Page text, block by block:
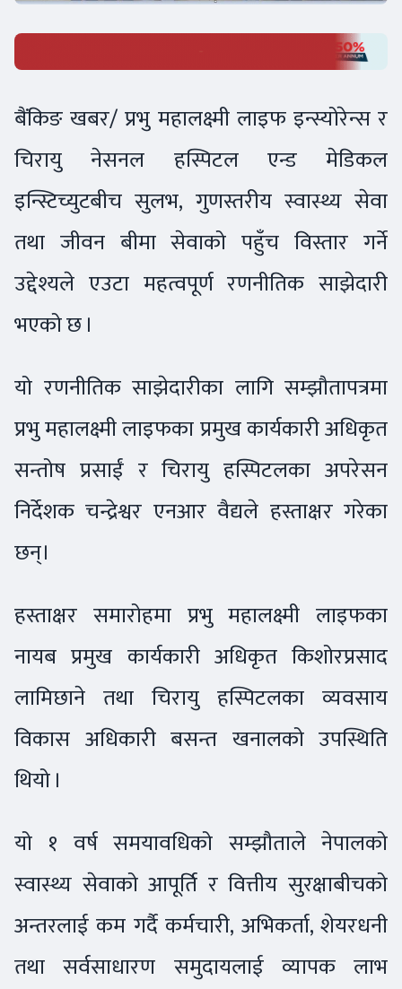
बैंकिङ खबर/ प्रभु महालक्ष्मी लाइफ इन्स्योरेन्स र
चिरायु नेसनल हस्पिटल एन्ड मेडिकल
इन्स्टिच्युटबीच सुलभ, गुणस्तरीय स्वास्थ्य सेवा
तथा जीवन बीमा सेवाको पहुँच विस्तार गर्ने
उद्देश्यले एउटा महत्वपूर्ण रणनीतिक साझेदारी
भएको छ ।
यो रणनीतिक साझेदारीका लागि सम्झौतापत्रमा
प्रभु महालक्ष्मी लाइफका प्रमुख कार्यकारी अधिकृत
सन्तोष प्रसाईं र चिरायु हस्पिटलका अपरेसन
निर्देशक चन्द्रेश्वर एनआर वैद्यले हस्ताक्षर गरेका
छन्।
हस्ताक्षर समारोहमा प्रभु महालक्ष्मी लाइफका
नायब प्रमुख कार्यकारी अधिकृत किशोरप्रसाद
लामिछाने तथा चिरायु हस्पिटलका व्यवसाय
विकास अधिकारी बसन्त खनालको उपस्थिति
थियो ।
यो १ वर्ष समयावधिको सम्झौताले नेपालको
स्वास्थ्य सेवाको आपूर्ति र वित्तीय सुरक्षाबीचको
अन्तरलाई कम गर्दै कर्मचारी, अभिकर्ता, शेयरधनी
तथा सर्वसाधारण समुदायलाई व्यापक लाभ